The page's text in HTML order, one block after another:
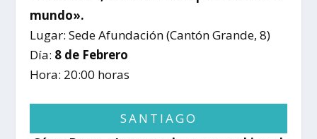
mundo».
Lugar: Sede Afundación (Cantón Grande, 8)
Día: 8 de Febrero
Hora: 20:00 horas
SANTIAGO